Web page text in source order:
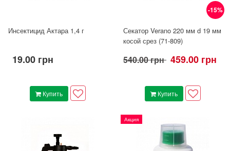
Инсектицид Актара 1,4 г
19.00 грн
Купить
-15%
Секатор Verano 220 мм d 19 мм
косой срез (71-809)
540.00 грн 459.00 грн
Купить
Акция